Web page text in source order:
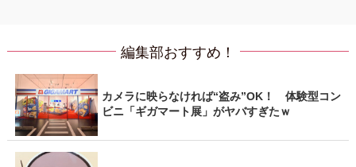
編集部おすすめ！
カメラに映らなければ“盗み”OK！ 体験型コン
ビニ「ギガマート展」がヤバすぎたｗ